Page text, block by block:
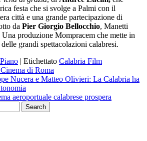
festa che si svolge a Palmi con il
città e una grande partecipazione di
da Pier Giorgio Bellocchio, Manetti
Una produzione Mompracem che mette in
grandi spettacolazioni calabresi.
| Etichettato Calabria Film
di Roma
Nucera e Matteo Olivieri: La Calabria ha
aeroportuale calabrese prospera